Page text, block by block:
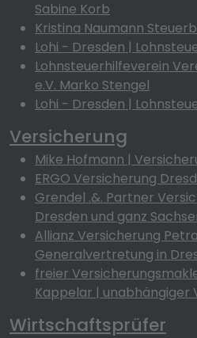
Sabine Korb
Kristina Naumann
Lohi - Dresden |
Lohnsteuerhilfeverein
e.V. Marko Stengel
Lohi - Dresden |
Versicherung
Mike Hofmann |
ERGO Versicherung
Grendel .&. Partner
Dresden und ganz
Allianz Versicherung
Generalvertretung in
freier
Kappelar | unabhängiger
Wirtschaftsprüfer